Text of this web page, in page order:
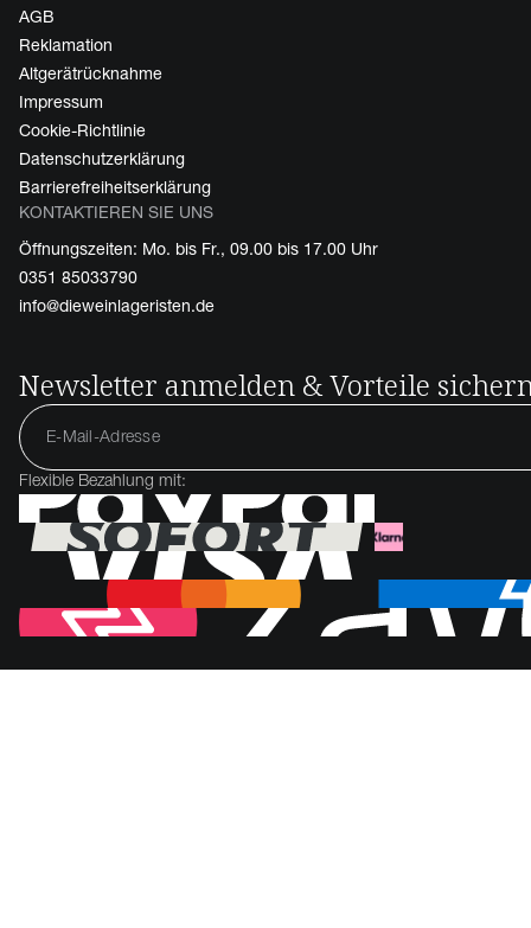
AGB
Reklamation
Altgerätrücknahme
Impressum
Cookie-Richtlinie
Datenschutzerklärung
Barrierefreiheitserklärung
KONTAKTIEREN SIE UNS
Öffnungszeiten: Mo. bis Fr., 09.00 bis 17.00 Uhr
0351 85033790
info@dieweinlageristen.de
Newsletter anmelden & Vorteile
Flexible Bezahlung mit: